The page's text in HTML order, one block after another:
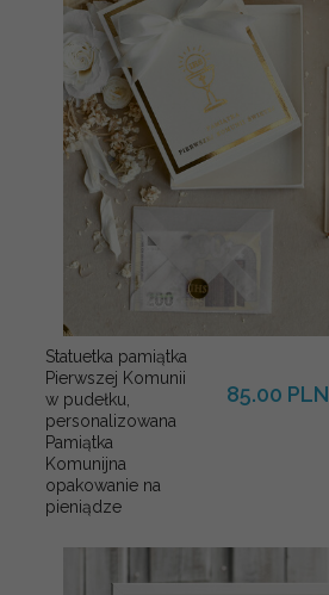
Statuetka pamiątka
Pierwszej Komunii
w pudełku,
personalizowana
Pamiątka
Komunijna
opakowanie na
pieniądze
85.00 PLN